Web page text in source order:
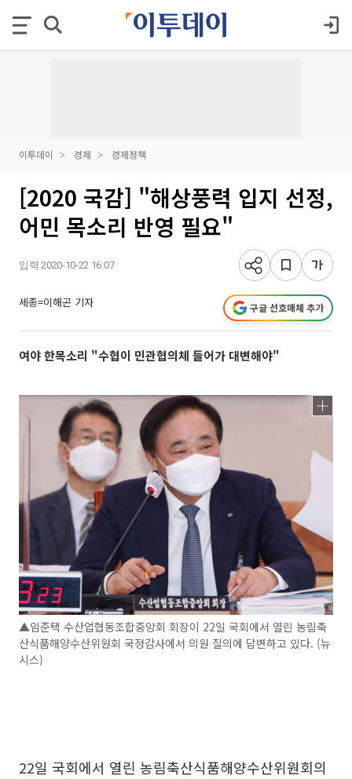
이투데이 경제 경제정책
[2020 국감] "해상풍력 입지 선정,
어민 목소리 반영 필요"
입력 2020-10-22 16:07
세종=이해곤 기자 구글 선호매체 추가
여야 한목소리 "수협이 민관협의체 들어가 대변해야"
▲임준택 수산업협동조합중앙회 회장이 22일 국회에서 열린 농림축
산식품해양수산위원회 국정감사에서 의원 질의에 답변하고 있다. (뉴
시스)
22일 국회에서 열린 농림축산식품해양수산위원회의